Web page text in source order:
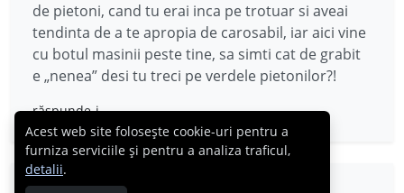
de pietoni, cand tu erai inca pe trotuar si aveai
tendinta de a te apropia de carosabil, iar aici vine
cu botul masinii peste tine, sa simti cat de grabit
e „nenea” desi tu treci pe verdele pietonilor?!
răspunde-i
Acest web site folosește cookie-uri pentru a
furniza serviciile și pentru a analiza traficul,
detalii.